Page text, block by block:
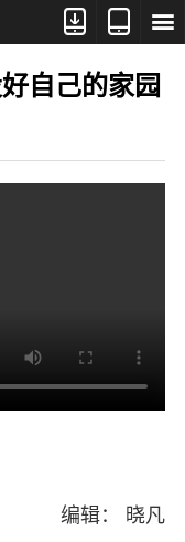



自己的家园
编辑： 晓凡